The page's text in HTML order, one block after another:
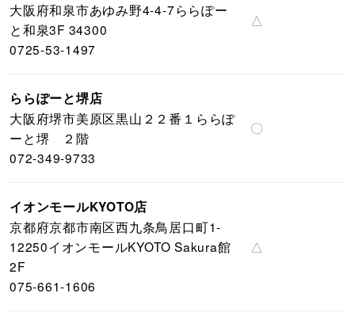
大阪府和泉市あゆみ野4-4-7ららぽー
と和泉3F 34300
0725-53-1497
△
ららぽーと堺店
大阪府堺市美原区黒山２２番１ららぽ
ーと堺 ２階
072-349-9733
〇
イオンモールKYOTO店
京都府京都市南区西九条鳥居口町1-
12250イオンモールKYOTO Sakura館
2F
075-661-1606
△